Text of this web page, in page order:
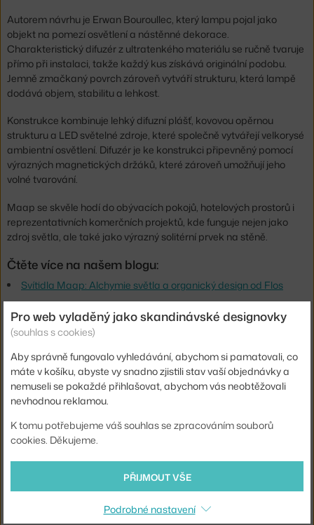
Autorem návrhu je Erwan Bouroullec, který lampu pojal jako
objekt na pomezí osvětlení a nástěnné dekorace.
Charakteristický difuzér z ultratenkého materiálu se ručně tvaruje
přímo při instalaci, takže každý kus získává originální podobu.
Jemně zmačkaný povrch zároveň vytváří strukturu, která lampě
dodává objem, stabilitu a lehkost.
Konstrukce kombinuje lehký difuzní plášť, kovovou opěrnou
strukturu a LED světelné zdroje, které společně vytvářejí velkorysé
ambientní osvětlení. Difuzér je ke konstrukci připevněný pomocí
výrazných magnetických držáků, které zároveň umožňují jeho
volné tvarování.
Maap se skvěle hodí do obývacích pokojů, hotelových prostorů i
reprezentativních komerčních projektů, kde funguje nejen jako
zdroj světla, ale také jako výrazný solitérní prvek na stěně.
Čtěte více na našem blogu:
Svítidla Maap: Alchymie světla a organický design od Flos
Hloubka:
22 cm
Výška:
155 cm
Šířka:
150 cm
Velikost svítidla:
velké (nad 50 cm)
Barva:
bílá
Materiál:
tkanina, ocel
textil / papír
Patice / zdroj:
E27
15 W
Pro web vyladěný jako skandinávské designovky
(souhlas s cookies)
Aby správně fungovalo vyhledávání, abychom si pamatovali, co
máte v košíku, abyste vy snadno zjistili stav vaší objednávky a
nemuseli se pokaždé přihlašovat, abychom vás neobtěžovali
nevhodnou reklamou.
K tomu potřebujeme váš souhlas se zpracováním souborů
cookies. Děkujeme.
PŘIJMOUT VŠE
Podrobné nastavení